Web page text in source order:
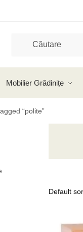
Mobilier Grădinițe
“polite”